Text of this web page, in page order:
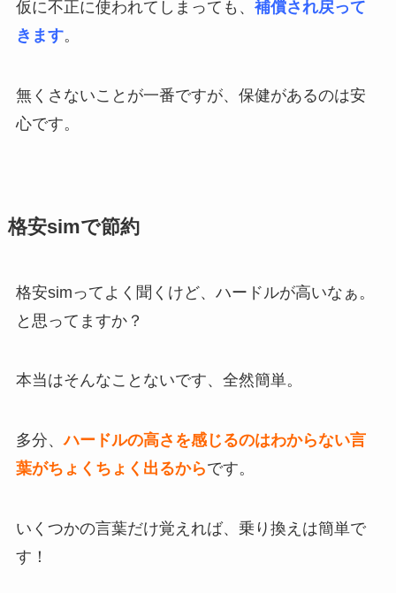
仮に不正に使われてしまっても、 補償され戻って
きます。
無くさないことが一番ですが、保健があるのは安
心です。
格安simで節約
格安simってよく聞くけど、ハードルが高いなぁ。
と思ってますか？
本当はそんなことないです、全然簡単。
多分、ハードルの高さを感じるのはわからない言
葉がちょくちょく出るからです。
いくつかの言葉だけ覚えれば、乗り換えは簡単で
す！